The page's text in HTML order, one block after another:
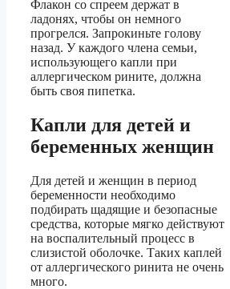
Флакон со спреем держат в
ладонях, чтобы он немного
прогрелся. Запрокиньте голову
назад. У каждого члена семьи,
использующего капли при
аллергическом рините, должна
быть своя пипетка.
Капли для детей и
беременных женщин
Для детей и женщин в период
беременности необходимо
подбирать щадящие и безопасные
средства, которые мягко действуют
на воспалительный процесс в
слизистой оболочке. Таких каплей
от аллергического ринита не очень
много.